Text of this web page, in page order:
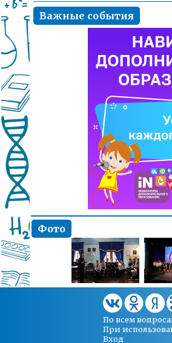
Важные события
Фото
По всем
При
Вход